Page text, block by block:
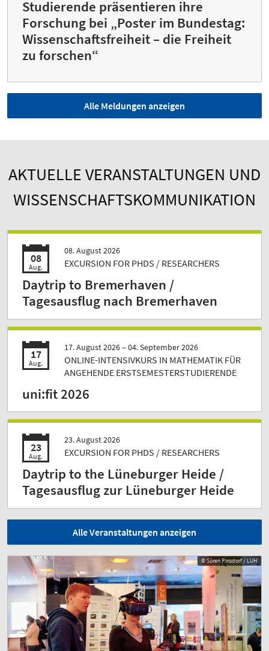
Studierende präsentieren ihre
Forschung bei „Poster im Bundestag:
Wissenschaftsfreiheit – die Freiheit
zu forschen“
Alle Meldungen anzeigen
AKTUELLE VERANSTALTUNGEN UND
WISSENSCHAFTSKOMMUNIKATION
08
Aug.
08. August 2026
EXCURSION FOR PHDS / RESEARCHERS
Daytrip to Bremerhaven /
Tagesausflug nach Bremerhaven
17
Aug.
17. August 2026 –04. September 2026
ONLINE-INTENSIVKURS IN MATHEMATIK FÜR
ANGEHENDE ERSTSEMESTERSTUDIERENDE
uni:fit 2026
23
Aug.
23. August 2026
EXCURSION FOR PHDS / RESEARCHERS
Daytrip to the Lüneburger Heide /
Tagesausflug zur Lüneburger Heide
Alle Veranstaltungen anzeigen
© Sören Pinsdorf / LUH